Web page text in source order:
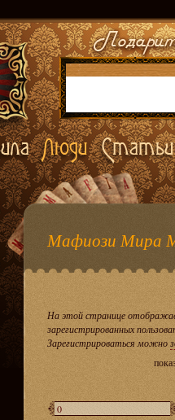
Мафиози Мира
На этой странице
зарегистрированных
Зарегистрироваться можно